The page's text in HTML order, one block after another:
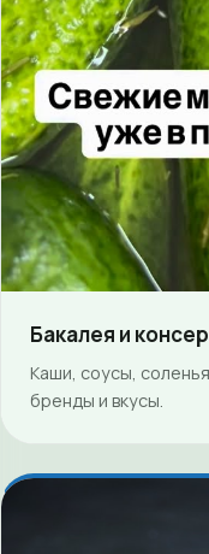
Бакалея и
Каши, соусы,
бренды и вкусы.